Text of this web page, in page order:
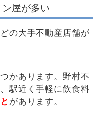
屋が多い
の大手不動産店舗が
かあります。野村不
駅近く手軽に飲食料
があります。